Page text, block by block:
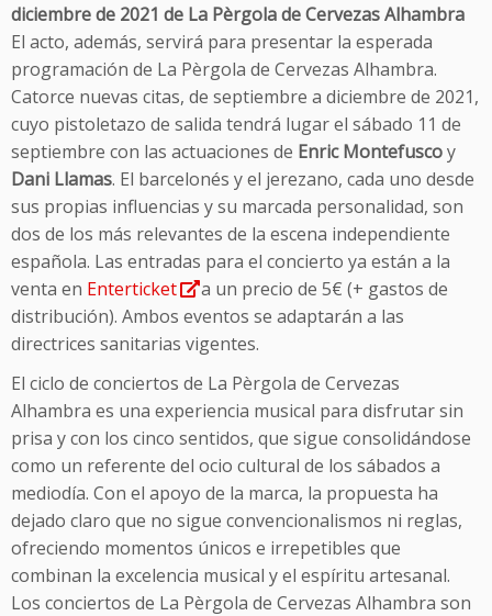
diciembre de 2021 de La Pèrgola de Cervezas Alhambra
El acto, además, servirá para presentar la esperada
programación de La Pèrgola de Cervezas Alhambra.
Catorce nuevas citas, de septiembre a diciembre de 2021,
cuyo pistoletazo de salida tendrá lugar el sábado 11 de
septiembre con las actuaciones de Enric Montefuscoy
Dani Llamas. El barcelonés y el jerezano, cada uno desde
sus propias influencias y su marcada personalidad, son
dos de los más relevantes de la escena independiente
española. Las entradas para el concierto ya están a la
venta en Enterticket
a un precio de 5€ (+ gastos de
distribución). Ambos eventos se adaptarán a las
directrices sanitarias vigentes.
El ciclo de conciertos de La Pèrgola de Cervezas
Alhambra es una experiencia musical para disfrutar sin
prisa y con los cinco sentidos, que sigue consolidándose
como un referente del ocio cultural de los sábados a
mediodía. Con el apoyo de la marca, la propuesta ha
dejado claro que no sigue convencionalismos ni reglas,
ofreciendo momentos únicos e irrepetibles que
combinan la excelencia musical y el espíritu artesanal.
Los conciertos de La Pèrgola de Cervezas Alhambra son